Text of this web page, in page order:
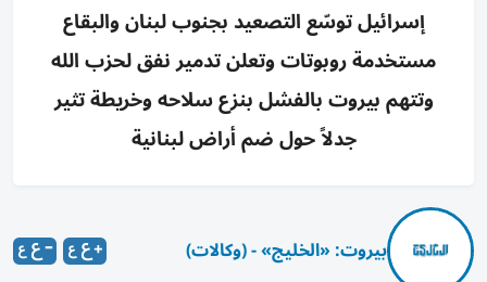
إسرائيل توسّع التصعيد بجنوب لبنان والبقاع
مستخدمة روبوتات وتعلن تدمير نفق لحزب الله
وتتهم بيروت بالفشل بنزع سلاحه وخريطة تثير
جدلاً حول ضم أراض لبنانية
بيروت: «الخليج» - (وكالات)